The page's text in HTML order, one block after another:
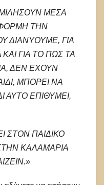
ΜΙΛΗΣΟΥΝ ΜΕΣΑ
ΤΗΝ
ΔΙΑΝΥΟΥΜΕ, ΓΙΑ
ΓΙΑ ΤΟ ΠΩΣ ΤΑ
ΔΕΝ ΕΧΟΥΝ
ΜΠΟΡΕΙ ΝΑ
ΑΥΤΟ ΕΠΙΘΥΜΕΙ,
ΣΤΟΝ ΠΑΙΔΙΚΟ
ΚΑΛΑΜΑΡΙΑ